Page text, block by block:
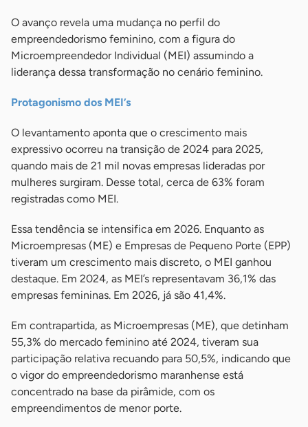
O avanço revela uma mudança no perfil do
empreendedorismo feminino, com a figura do
Microempreendedor Individual (MEI) assumindo a
liderança dessa transformação no cenário feminino.
Protagonismo dos MEI’s
O levantamento aponta que o crescimento mais
expressivo ocorreu na transição de 2024 para 2025,
quando mais de 21 mil novas empresas lideradas por
mulheres surgiram. Desse total, cerca de 63% foram
registradas como MEI.
Essa tendência se intensifica em 2026. Enquanto as
Microempresas (ME) e Empresas de Pequeno Porte (EPP)
tiveram um crescimento mais discreto, o MEI ganhou
destaque. Em 2024, as MEI’s representavam 36,1% das
empresas femininas. Em 2026, já são 41,4%.
Em contrapartida, as Microempresas (ME), que detinham
55,3% do mercado feminino até 2024, tiveram sua
participação relativa recuando para 50,5%, indicando que
o vigor do empreendedorismo maranhense está
concentrado na base da pirâmide, com os
empreendimentos de menor porte.